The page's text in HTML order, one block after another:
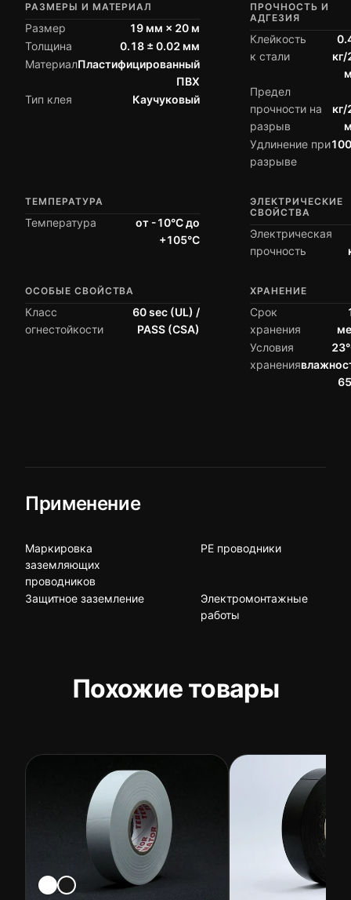
РАЗМЕРЫ И МАТЕРИАЛ
Размер
19 мм × 20 м
Толщина
0.18 ± 0.02 мм
МатериалПластифицированный
ПВХ
Тип клея
Каучуковый
ПРОЧНОСТЬ И
АДГЕЗИЯ
Клейкость
к стали
кг/
Предел
прочности на
разрыв
кг/
Удлинение при
разрыве
ТЕМПЕРАТУРА
Температура
от -10°C до
+105°C
ЭЛЕКТРИЧЕСКИЕ
СВОЙСТВА
Электрическая
прочность
ОСОБЫЕ СВОЙСТВА
Класс
огнестойкости
60 sec (UL) /
PASS (CSA)
ХРАНЕНИЕ
Срок
хранения
Условия
хранения
Применение
Маркировка
заземляющих
проводников
PE проводники
Защитное заземление
Электромонтажные
работы
Похожие товары